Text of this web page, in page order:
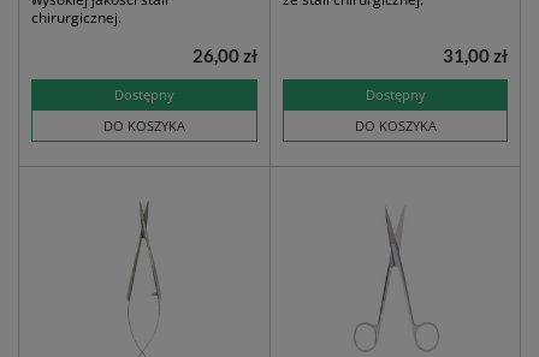
chirurgicznej.
Dostępny
DO KOSZYKA
26,00 zł
Dostępny
DO KOSZYKA
31,00 zł